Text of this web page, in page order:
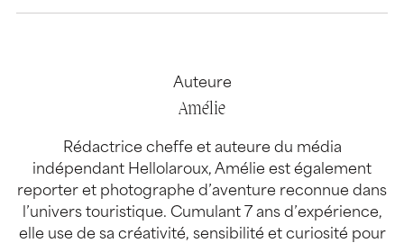
Auteure
Amélie
Rédactrice cheffe et auteure du média
indépendant Hellolaroux, Amélie est également
reporter et photographe d’aventure reconnue dans
l’univers touristique. Cumulant 7 ans d’expérience,
elle use de sa créativité, sensibilité et curiosité pour